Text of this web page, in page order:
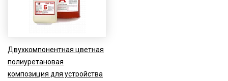
Двухкомпонентная цветная
полиуретановая
композиция для устройства